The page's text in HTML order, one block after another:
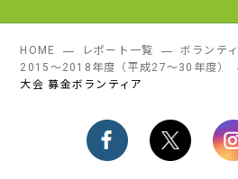
2023年度（令和５年度）
2022年度（令和４年度）
2019～2026年度（令和元～令
2015～2018年度（平成27～
学生団体の活動
2019～2026年度（令和元～
HOME レポート一覧
ボランテ
2015～2018年度（平成27～30年度）
大会 募金ボランティア